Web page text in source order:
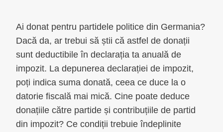
Ai donat pentru partidele politice din Germania?
Dacă da, ar trebui să știi că astfel de donații
sunt deductibile în declarația ta anuală de
impozit. La depunerea declarației de impozit,
poți indica suma donată, ceea ce duce la o
datorie fiscală mai mică. Cine poate deduce
donațiile către partide și contribuțiile de partid
din impozit? Ce condiții trebuie îndeplinite